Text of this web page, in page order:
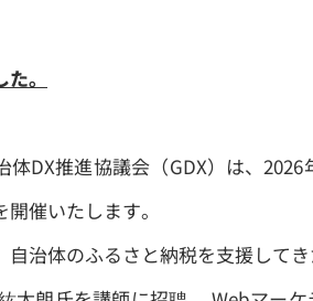
。
体DX推進協議会（GDX）は、
催いたします。
自治体のふるさと納税を支援して